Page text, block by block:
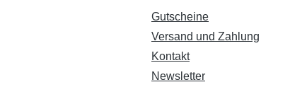
Gutscheine
Versand und Zahlung
Kontakt
Newsletter